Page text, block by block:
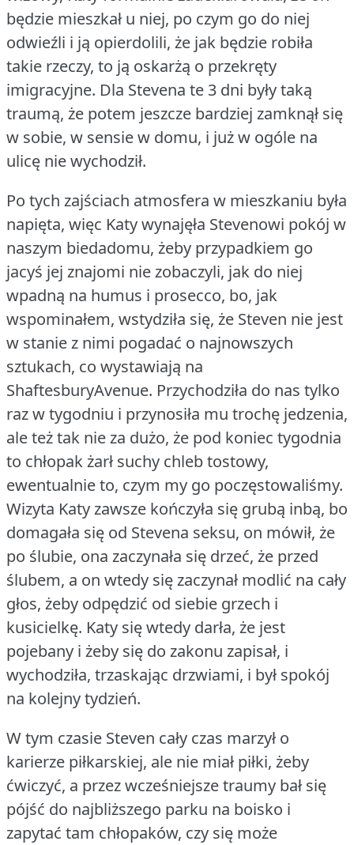
będzie mieszkał u niej, po czym go do niej
odwieźli i ją opierdolili, że jak będzie robiła
takie rzeczy, to ją oskarżą o przekręty
imigracyjne. Dla Stevena te 3 dni były taką
traumą, że potem jeszcze bardziej zamknął się
w sobie, w sensie w domu, i już w ogóle na
ulicę nie wychodził.
Po tych zajściach atmosfera w mieszkaniu była
napięta, więc Katy wynajęła Stevenowi pokój w
naszym biedadomu, żeby przypadkiem go
jacyś jej znajomi nie zobaczyli, jak do niej
wpadną na humus i prosecco, bo, jak
wspominałem, wstydziła się, że Steven nie jest
w stanie z nimi pogadać o najnowszych
sztukach, co wystawiają na
ShaftesburyAvenue. Przychodziła do nas tylko
raz w tygodniu i przynosiła mu trochę jedzenia,
ale też tak nie za dużo, że pod koniec tygodnia
to chłopak żarł suchy chleb tostowy,
ewentualnie to, czym my go poczęstowaliśmy.
Wizyta Katy zawsze kończyła się grubą inbą, bo
domagała się od Stevena seksu, on mówił, że
po ślubie, ona zaczynała się drzeć, że przed
ślubem, a on wtedy się zaczynał modlić na cały
głos, żeby odpędzić od siebie grzech i
kusicielkę. Katy się wtedy darła, że jest
pojebany i żeby się do zakonu zapisał, i
wychodziła, trzaskając drzwiami, i był spokój
na kolejny tydzień.
W tym czasie Steven cały czas marzył o
karierze piłkarskiej, ale nie miał piłki, żeby
ćwiczyć, a przez wcześniejsze traumy bał się
pójść do najbliższego parku na boisko i
zapytać tam chłopaków, czy się może